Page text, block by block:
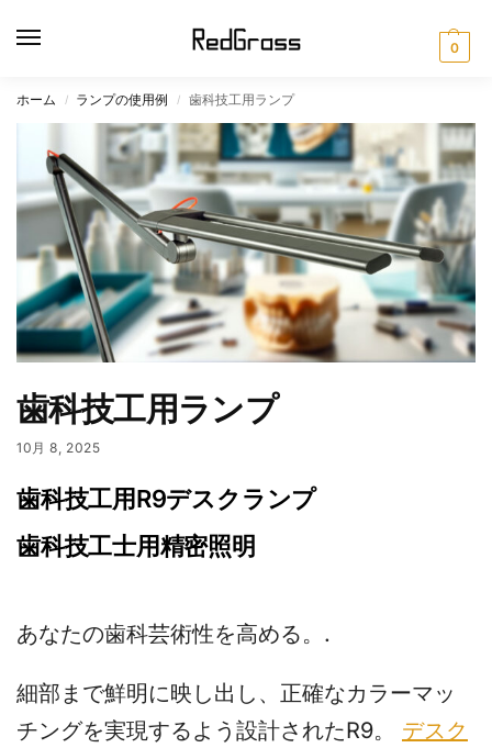
0
ホーム / ランプの使用例 / 歯科技工用ランプ
歯科技工用ランプ
10月 8, 2025
歯科技工用R9デスクランプ
歯科技工士用精密照明
あなたの歯科芸術性を高める。.
細部まで鮮明に映し出し、正確なカラーマッ
チングを実現するよう設計されたR9。 デスク